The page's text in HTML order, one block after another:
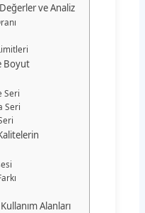
ve Analiz
Boyut
Seri
Seri
Alanları